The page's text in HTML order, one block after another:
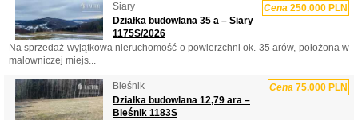
Siary Cena 250.000 PLN
Działka budowlana 35 a – Siary
1175S/2026
Na sprzedaż wyjątkowa nieruchomość o powierzchni ok. 35 arów, położona w
malowniczej miejs...
Bieśnik Cena 75.000 PLN
Działka budowlana 12,79 ara –
Bieśnik 1183S